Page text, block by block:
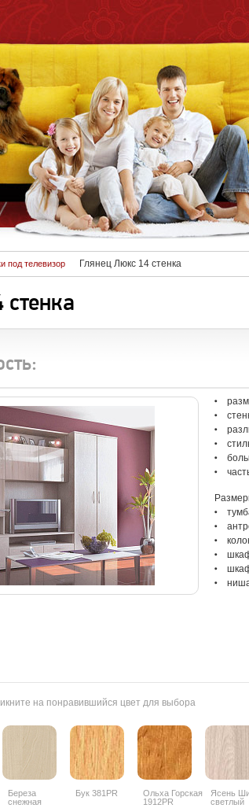
под телевизор Глянец Люкс 14 стенка
на понравившийся цвет для выбора
Береза
снежная
Бук 381PR
Ольха Горская
1912PR
Ясень
светлый